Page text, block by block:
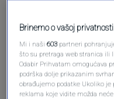
Brinemo o vašoj privatnosti
Mi i naši603 partneri
što su pretraga web stranica
Odabir Prihvatam omogućava
podrška dolje prikazanim
obrađujemo podatke Ukoliko je
reklama koje vidite možda